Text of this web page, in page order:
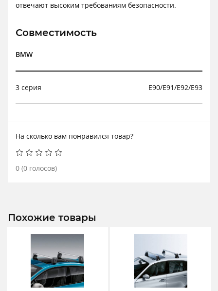
отвечают высоким требованиям безопасности.
Совместимость
BMW
3 серия E90/E91/E92/E93
На сколько вам понравился товар?
0 (0 голосов)
Похожие товары